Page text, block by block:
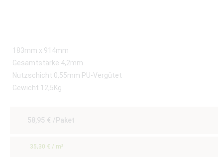
183mm x 914mm
Gesamtstärke 4,2mm
Nutzschicht 0,55mm PU-Vergütet
Gewicht 12,5Kg
58,95 € /Paket
35,30 € / m²